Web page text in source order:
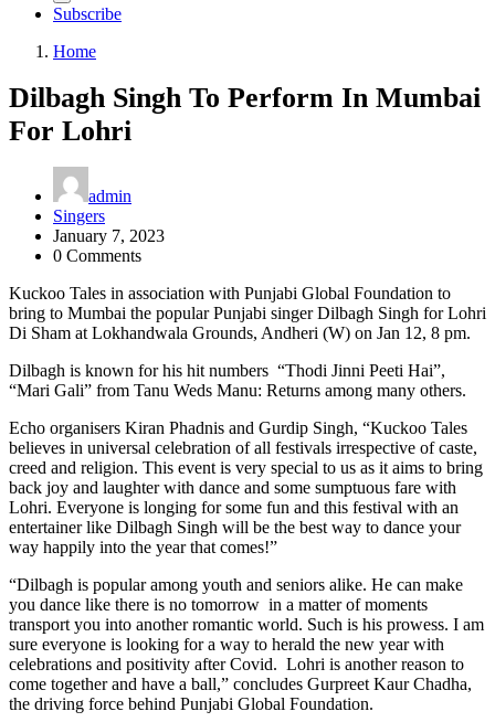
Subscribe
Home
Dilbagh Singh To Perform In Mumbai
For Lohri
admin
Singers
January 7, 2023
0 Comments
Kuckoo Tales in association with Punjabi Global Foundation to
bring to Mumbai the popular Punjabi singer Dilbagh Singh for Lohri
Di Sham at Lokhandwala Grounds, Andheri (W) on Jan 12, 8 pm.
Dilbagh is known for his hit numbers “Thodi Jinni Peeti Hai”,
“Mari Gali” from Tanu Weds Manu: Returns among many others.
Echo organisers Kiran Phadnis and Gurdip Singh, “Kuckoo Tales
believes in universal celebration of all festivals irrespective of caste,
creed and religion. This event is very special to us as it aims to bring
back joy and laughter with dance and some sumptuous fare with
Lohri. Everyone is longing for some fun and this festival with an
entertainer like Dilbagh Singh will be the best way to dance your
way happily into the year that comes!”
“Dilbagh is popular among youth and seniors alike. He can make
you dance like there is no tomorrow in a matter of moments
transport you into another romantic world. Such is his prowess. I am
sure everyone is looking for a way to herald the new year with
celebrations and positivity after Covid. Lohri is another reason to
come together and have a ball,” concludes Gurpreet Kaur Chadha,
the driving force behind Punjabi Global Foundation.